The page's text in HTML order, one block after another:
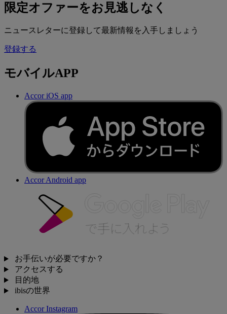
限定オファーをお見逃しなく
ニュースレターに登録して最新情報を入手しましょう
登録する
モバイルAPP
Accor iOS app
Accor Android app
お手伝いが必要ですか？
アクセスする
目的地
ibisの世界
Accor Instagram